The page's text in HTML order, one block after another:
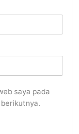
saya pada